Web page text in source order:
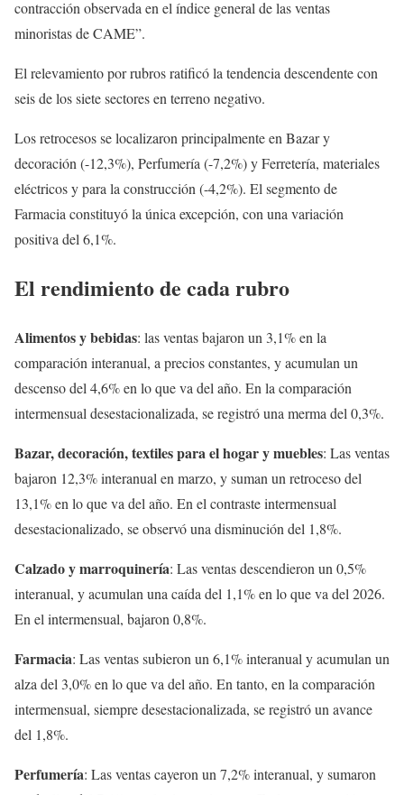
contracción observada en el índice general de las ventas
minoristas de CAME”.
El relevamiento por rubros ratificó la tendencia descendente con
seis de los siete sectores en terreno negativo.
Los retrocesos se localizaron principalmente en Bazar y
decoración (-12,3%), Perfumería (-7,2%) y Ferretería, materiales
eléctricos y para la construcción (-4,2%). El segmento de
Farmacia constituyó la única excepción, con una variación
positiva del 6,1%.
El rendimiento de cada rubro
Alimentos y bebidas: las ventas bajaron un 3,1% en la
comparación interanual, a precios constantes, y acumulan un
descenso del 4,6% en lo que va del año. En la comparación
intermensual desestacionalizada, se registró una merma del 0,3%.
Bazar, decoración, textiles para el hogar y muebles: Las ventas
bajaron 12,3% interanual en marzo, y suman un retroceso del
13,1% en lo que va del año. En el contraste intermensual
desestacionalizado, se observó una disminución del 1,8%.
Calzado y marroquinería: Las ventas descendieron un 0,5%
interanual, y acumulan una caída del 1,1% en lo que va del 2026.
En el intermensual, bajaron 0,8%.
Farmacia: Las ventas subieron un 6,1% interanual y acumulan un
alza del 3,0% en lo que va del año. En tanto, en la comparación
intermensual, siempre desestacionalizada, se registró un avance
del 1,8%.
Perfumería: Las ventas cayeron un 7,2% interanual, y sumaron